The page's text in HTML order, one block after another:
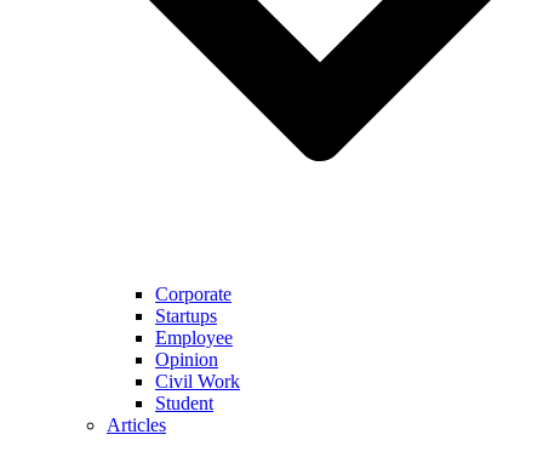
Corporate
Startups
Employee
Opinion
Civil Work
Student
Articles